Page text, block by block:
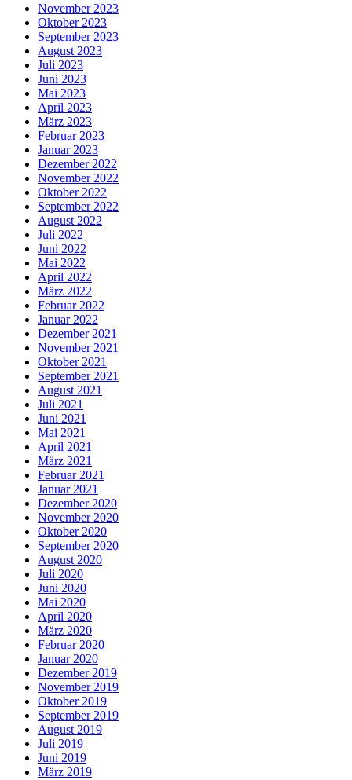
November 2023
Oktober 2023
September 2023
August 2023
Juli 2023
Juni 2023
Mai 2023
April 2023
März 2023
Februar 2023
Januar 2023
Dezember 2022
November 2022
Oktober 2022
September 2022
August 2022
Juli 2022
Juni 2022
Mai 2022
April 2022
März 2022
Februar 2022
Januar 2022
Dezember 2021
November 2021
Oktober 2021
September 2021
August 2021
Juli 2021
Juni 2021
Mai 2021
April 2021
März 2021
Februar 2021
Januar 2021
Dezember 2020
November 2020
Oktober 2020
September 2020
August 2020
Juli 2020
Juni 2020
Mai 2020
April 2020
März 2020
Februar 2020
Januar 2020
Dezember 2019
November 2019
Oktober 2019
September 2019
August 2019
Juli 2019
Juni 2019
März 2019